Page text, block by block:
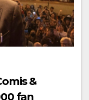
&
fan